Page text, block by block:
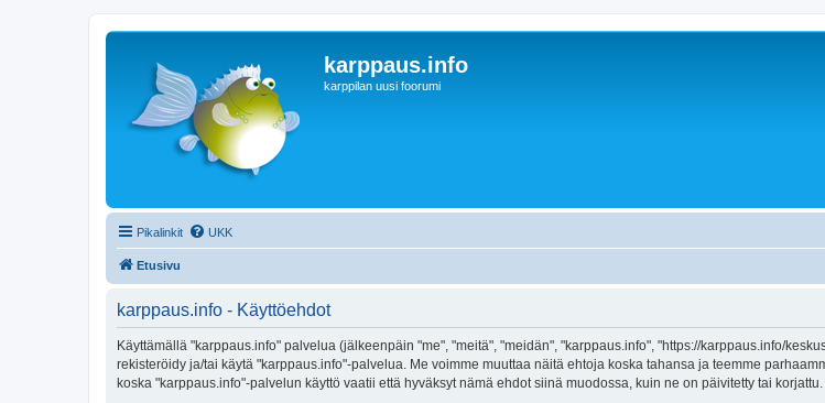
karppaus.info
karppilan uusi foorumi
Pikalinkit UKK
Etusivu
karppaus.info - Käyttöehdot
Käyttämällä "karppaus.info" palvelua (jälkeenpäin "me", "meitä", "meidän", "karppaus.info", "https://karppaus.info/
rekisteröidy ja/tai käytä "karppaus.info"-palvelua. Me voimme muuttaa näitä ehtoja koska tahansa ja teemme
koska "karppaus.info"-palvelun käyttö vaatii että hyväksyt nämä ehdot siinä muodossa, kuin ne on päivitetty tai korjattu.